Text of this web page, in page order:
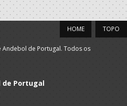
TOPO
HOME
Andebol de Portugal. Todos os
de Portugal